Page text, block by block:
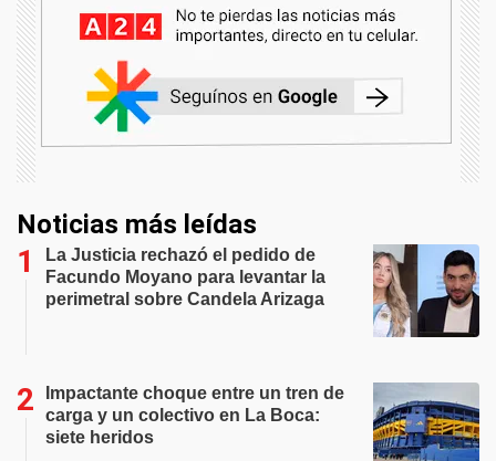
Noticias más leídas
La Justicia rechazó el pedido de
Facundo Moyano para levantar la
perimetral sobre Candela Arizaga
Impactante choque entre un tren de
carga y un colectivo en La Boca:
siete heridos